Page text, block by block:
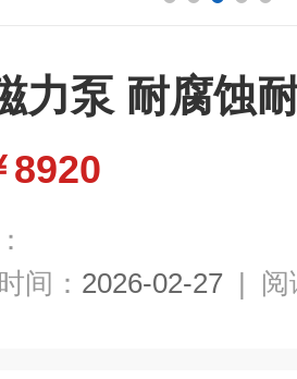
力泵 耐腐蚀
8920
间： 2026-02-27 | 阅